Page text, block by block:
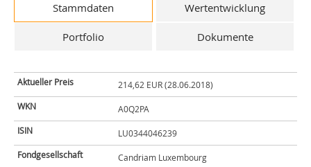
Stammdaten Wertentwicklung
Portfolio Dokumente
Aktueller Preis
214,62 EUR (28.06.2018)
WKN
A0Q2PA
ISIN
LU0344046239
Fondgesellschaft
Candriam Luxembourg